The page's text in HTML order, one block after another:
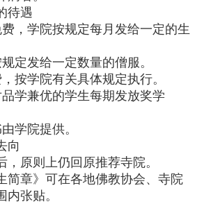
待遇
学院按规定每月发给一定的生
发给一定数量的僧服。
学院有关具体规定执行。
兼优的学生每期发放奖学
院提供。
向
原则上仍回原推荐寺院。
简章》可在各地佛教协会、寺院
内张贴。